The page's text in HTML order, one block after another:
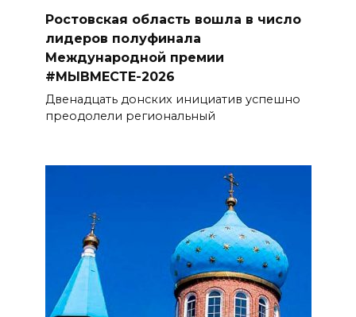
Ростовская область вошла в число
лидеров полуфинала
Международной премии
#МЫВМЕСТЕ-2026
Двенадцать донских инициатив успешно
преодолели региональный